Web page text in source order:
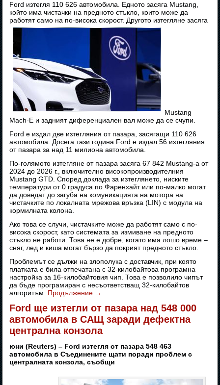
Ford изтегля 110 626 автомобила. Едното засяга Mustang,
който има чистачки на предното стъкло, които може да
работят само на по-висока скорост. Другото изтегляне засяга
Mustang
Mach-E и задният диференциален вал може да се счупи.
Ford е издал две изтегляния от пазара, засягащи 110 626
автомобила. Досега тази година Ford е издал 56 изтегляния
от пазара за над 11 милиона автомобила.
По-голямото изтегляне от пазара засяга 67 842 Mustang-а от
2024 до 2026 г., включително високопроизводителния
Mustang GTD. Според доклада за изтеглянето, ниските
температури от 0 градуса по Фаренхайт или по-малко могат
да доведат до загуба на комуникацията на мотора на
чистачките по локалната мрежова връзка (LIN) с модула на
кормилната колона.
Ако това се случи, чистачките може да работят само с по-
висока скорост, като системата за измиване на предното
стъкло не работи. Това не е добре, когато има лошо време –
сняг, лед и киша могат бързо да покрият предното стъкло.
Проблемът се дължи на злополука с доставчик, при която
платката е била отпечатана с 32-килобайтова програмна
настройка за 16-килобайтовия чип. Това е позволило чипът
да бъде програмиран с несъответстващ 32-килобайтов
алгоритъм. Продължение →
Ford ще изтегли от пазара над 548 000
автомобила в САЩ заради дефектна
централна конзола
юни (Reuters) – Ford изтегля от пазара 548 463
автомобила в Съединените щати поради проблем с
централната конзола, съобщи